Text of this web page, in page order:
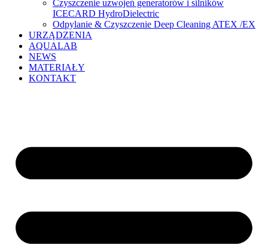
Czyszczenie uzwojeń generatorów i silników
ICECARD HydroDielectric
Odpylanie & Czyszczenie Deep Cleaning ATEX /EX
URZĄDZENIA
AQUALAB
NEWS
MATERIAŁY
KONTAKT